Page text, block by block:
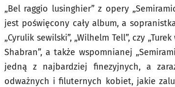
„Bel raggio lusinghier” z opery
jest poświęcony cały album, a
„Cyrulik sewilski”, „Wilhelm Tell”, czy
Shabran”, a także wspomnianej
jedną z najbardziej finezyjnych, a
odważnych i filuternych kobiet, jakie